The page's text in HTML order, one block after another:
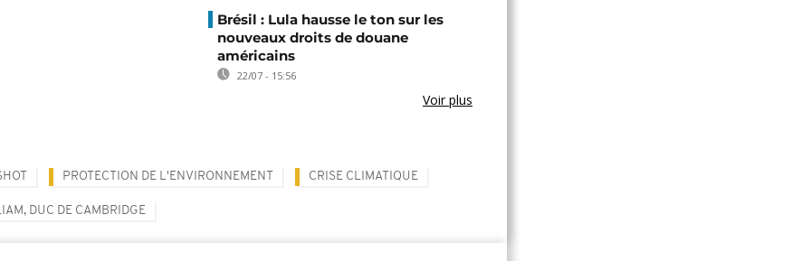
Brésil : Lula hausse le ton sur les
nouveaux droits de douane
américains
22/07 - 15:56
Voir plus
PROTECTION DE L'ENVIRONNEMENT CRISE CLIMATIQUE
DUC DE CAMBRIDGE